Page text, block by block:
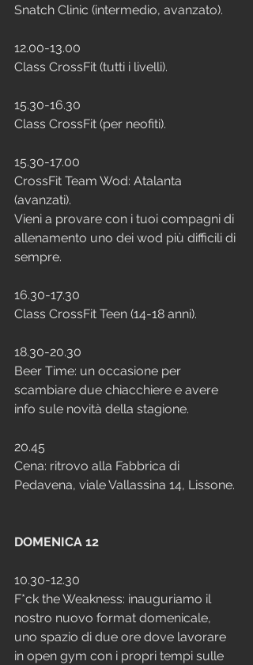
Snatch Clinic (intermedio, avanzato).
12.00-13.00
Class CrossFit (tutti i livelli).
15.30-16.30
Class CrossFit (per neofiti).
15.30-17.00
CrossFit Team Wod: Atalanta
(avanzati).
Vieni a provare con i tuoi compagni di
allenamento uno dei wod più difficili di
sempre.
16.30-17.30
Class CrossFit Teen (14-18 anni).
18.30-20.30
Beer Time: un occasione per
scambiare due chiacchiere e avere
info sule novità della stagione.
20.45
Cena: ritrovo alla Fabbrica di
Pedavena, viale Vallassina 14, Lissone.
DOMENICA 12
10.30-12.30
F*ck the Weakness: inauguriamo il
nostro nuovo format domenicale,
uno spazio di due ore dove lavorare
in open gym con i propri tempi sulle